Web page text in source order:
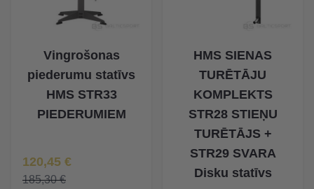
Vingrošonas
piederumu statīvs
HMS STR33
PIEDERUMIEM
Īpaša Cena
120,45 €
185,30 €
HMS SIENAS
TURĒTĀJU
KOMPLEKTS
STR28 STIEŅU
TURĒTĀJS +
STR29 SVARA
Disku statīvs